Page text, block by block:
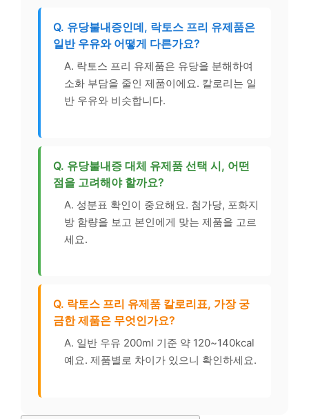
Q. 유당불내증인데, 락토스 프리 유제품은
일반 우유와 어떻게 다른가요?
A. 락토스 프리 유제품은 유당을 분해하여
소화 부담을 줄인 제품이에요. 칼로리는 일
반 우유와 비슷합니다.
Q. 유당불내증 대체 유제품 선택 시, 어떤
점을 고려해야 할까요?
A. 성분표 확인이 중요해요. 첨가당, 포화지
방 함량을 보고 본인에게 맞는 제품을 고르
세요.
Q. 락토스 프리 유제품 칼로리표, 가장 궁
금한 제품은 무엇인가요?
A. 일반 우유 200ml 기준 약 120~140kcal
예요. 제품별로 차이가 있으니 확인하세요.